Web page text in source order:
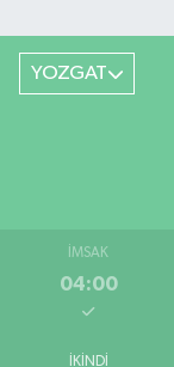
YOZGAT
İMSAK
04:00
İKINDI